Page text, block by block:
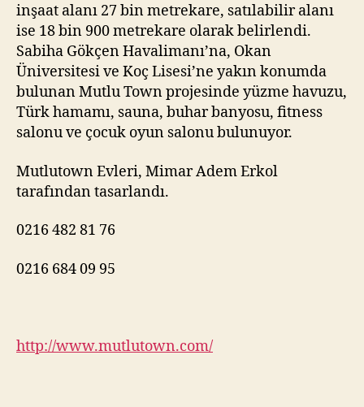
inşaat alanı 27 bin metrekare, satılabilir alanı
ise 18 bin 900 metrekare olarak belirlendi.
Sabiha Gökçen Havalimanı’na, Okan
Üniversitesi ve Koç Lisesi’ne yakın konumda
bulunan Mutlu Town projesinde yüzme havuzu,
Türk hamamı, sauna, buhar banyosu, fitness
salonu ve çocuk oyun salonu bulunuyor.
Mutlutown Evleri, Mimar Adem Erkol
tarafından tasarlandı.
0216 482 81 76
0216 684 09 95
http://www.mutlutown.com/